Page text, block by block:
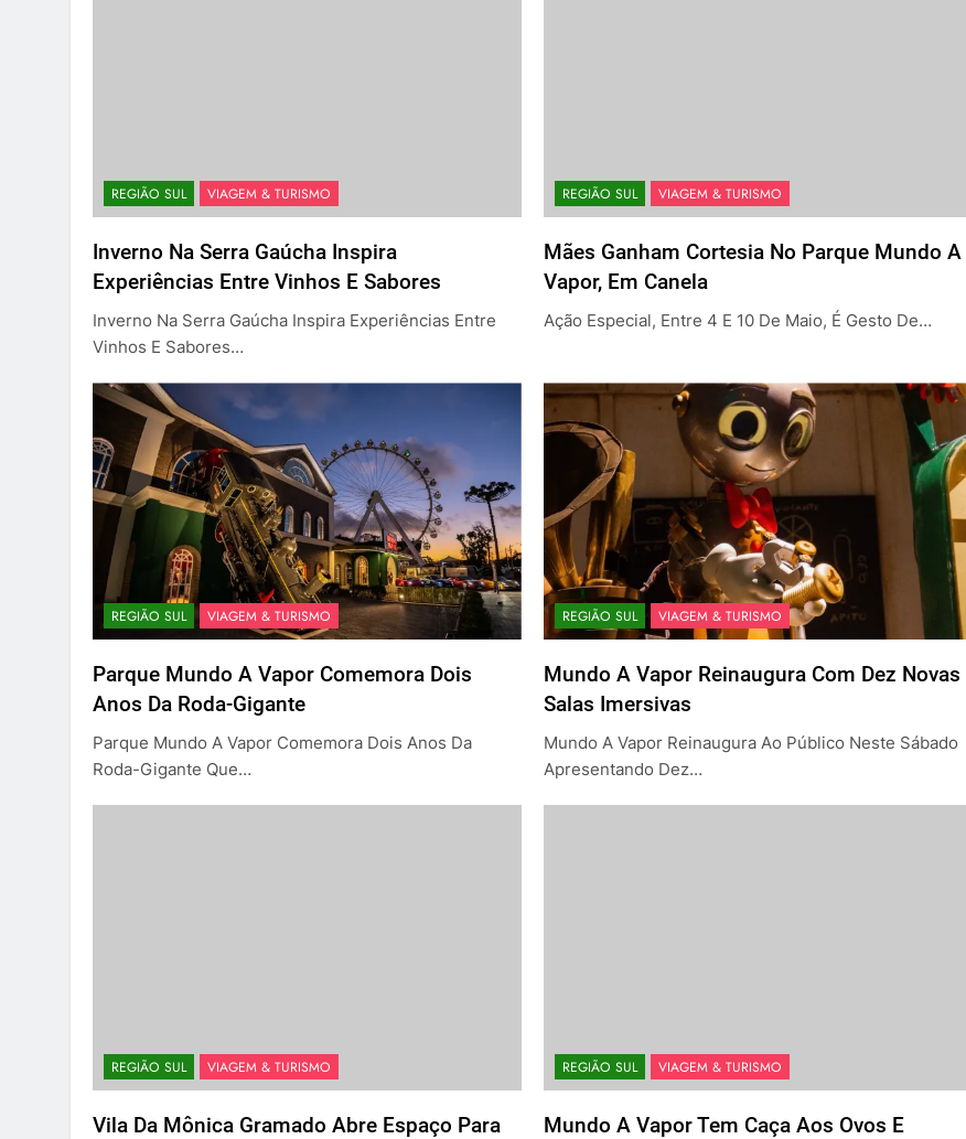
REGIÃO SUL VIAGEM & TURISMO
Inverno Na Serra Gaúcha Inspira
Experiências Entre Vinhos E Sabores
Inverno Na Serra Gaúcha Inspira Experiências Entre
Vinhos E Sabores…
REGIÃO SUL VIAGEM & TURISMO
Mães Ganham Cortesia No Parque Mundo A
Vapor, Em Canela
Ação Especial, Entre 4 E 10 De Maio, É Gesto De…
REGIÃO SUL VIAGEM & TURISMO
Parque Mundo A Vapor Comemora Dois
Anos Da Roda-Gigante
Parque Mundo A Vapor Comemora Dois Anos Da
Roda-Gigante Que…
REGIÃO SUL VIAGEM & TURISMO
Mundo A Vapor Reinaugura Com Dez Novas
Salas Imersivas
Mundo A Vapor Reinaugura Ao Público Neste Sábado
Apresentando Dez…
REGIÃO SUL VIAGEM & TURISMO
Vila Da Mônica Gramado Abre Espaço Para
REGIÃO SUL VIAGEM & TURISMO
Mundo A Vapor Tem Caça Aos Ovos E